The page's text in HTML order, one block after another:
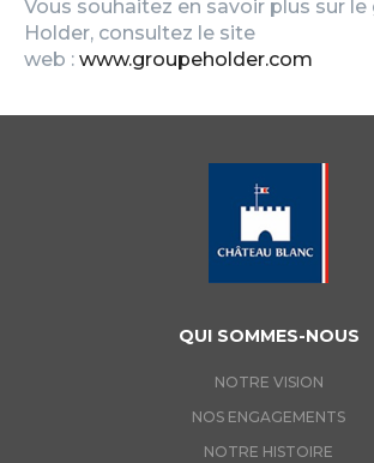
Vous souhaitez en savoir plus sur
Holder, consultez le site
web : www.groupeholder.com
QUI SOMMES-NOUS
NOTRE VISION
NOS ENGAGEMENTS
NOTRE HISTOIRE